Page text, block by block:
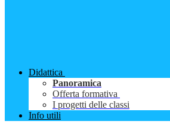
Didattica
Panoramica
Offerta formativa
I progetti delle classi
Info utili